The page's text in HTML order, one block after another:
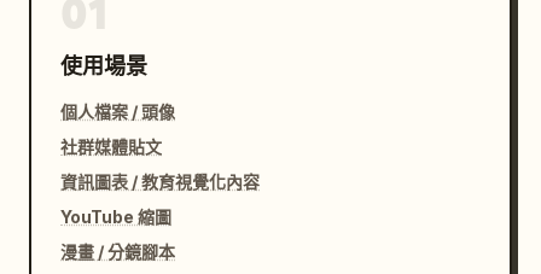
使用場景
個人檔案 / 頭像
社群媒體貼文
資訊圖表 / 教育視覺化內容
YouTube 縮圖
漫畫 / 分鏡腳本